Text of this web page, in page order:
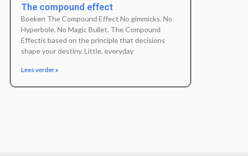
The compound effect
Boeken The Compound Effect No gimmicks. No
Hyperbole. No Magic Bullet. The Compound
Effectis based on the principle that decisions
shape your destiny. Little, everyday
Lees verder »